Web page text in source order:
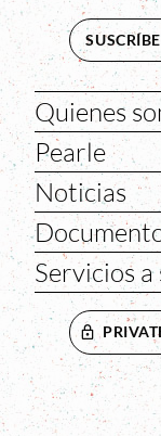
Quienes
Pearle
Noticias
Servicios a